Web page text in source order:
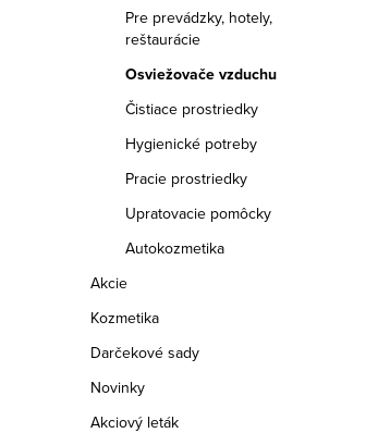
Pre prevádzky, hotely,
reštaurácie
Osviežovače vzduchu
Čistiace prostriedky
Hygienické potreby
Pracie prostriedky
Upratovacie pomôcky
Autokozmetika
Akcie
Kozmetika
Darčekové sady
Novinky
Akciový leták